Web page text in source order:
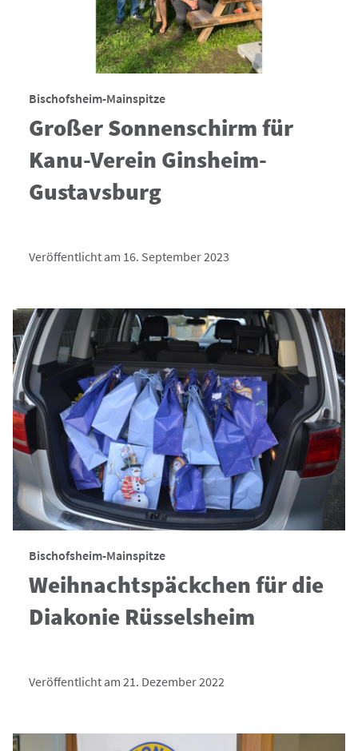
Bischofsheim-Mainspitze
Großer Sonnenschirm für
Kanu-Verein Ginsheim-
Gustavsburg
Veröffentlicht am 16. September 2023
Bischofsheim-Mainspitze
Weihnachtspäckchen für die
Diakonie Rüsselsheim
Veröffentlicht am 21. Dezember 2022